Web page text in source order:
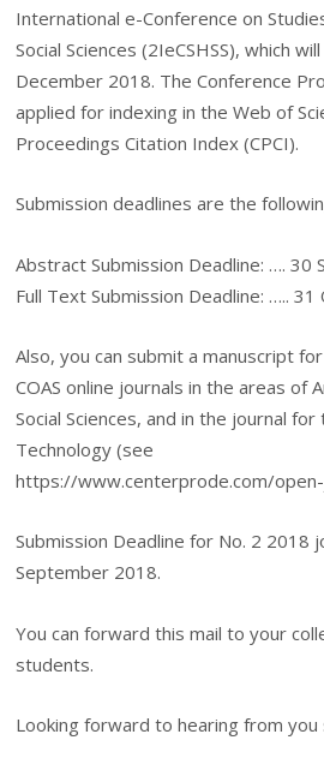
International e-Conference on
Social Sciences (2IeCSHSS), which
December 2018. The Conference
applied for indexing in the Web of
Proceedings Citation Index (CPCI).
Submission deadlines are the
Abstract Submission Deadline: …. 30
Full Text Submission Deadline: …..
Also, you can submit a manuscript
COAS online journals in the areas of
Social Sciences, and in the journal
Technology (see
https://www.centerprode.com/open-
Submission Deadline for No. 2 2018
September 2018.
You can forward this mail to your
students.
Looking forward to hearing from you